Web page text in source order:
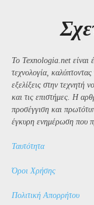
Το Texnologia.net είναι
τεχνολογία,
εξελίξεις στην τεχνητή
και τις επιστήμες. Η
προσέγγιση και
έγκυρη ενημέρωση που
Ταυτότητα
Όροι Χρήσης
Πολιτική Απορρήτου